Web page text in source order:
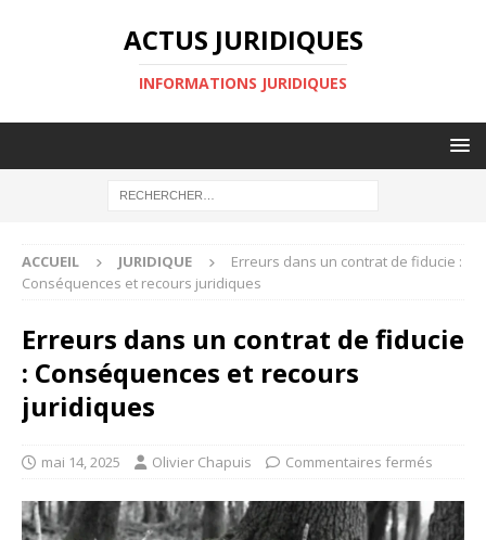
ACTUS JURIDIQUES
INFORMATIONS JURIDIQUES
ACCUEIL JURIDIQUE
Erreurs dans un contrat de fiducie :
Conséquences et recours juridiques
Erreurs dans un contrat de fiducie
: Conséquences et recours
juridiques
mai 14, 2025 Olivier Chapuis Commentaires fermés